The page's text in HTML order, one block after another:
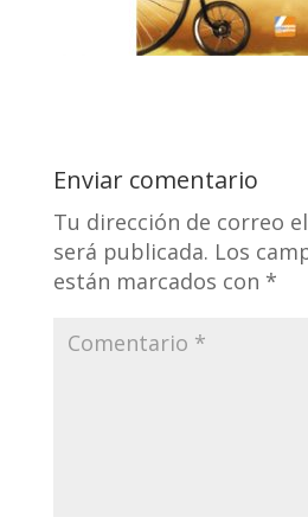
Enviar comentario
Tu dirección de correo
será publicada. Los
están marcados con *